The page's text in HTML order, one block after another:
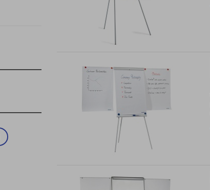
Klauzula Informacyjna (rozwiń)
Lista Zaufanych Partnerów (rozwiń)